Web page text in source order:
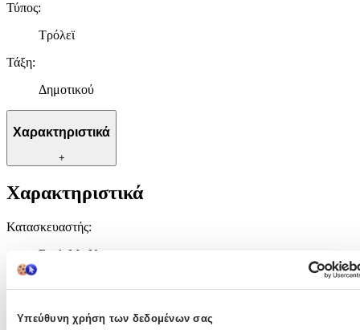
Υπεύθυνη χρήση των δεδομένων σας
Τύπος:
Τρόλεϊ
Τάξη:
Δημοτικού
Χαρακτηριστικά
+
Χαρακτηριστικά
Κατασκευαστής:
Back Me Up
Βασικά Χαρακτηριστικά
Χρώμα: